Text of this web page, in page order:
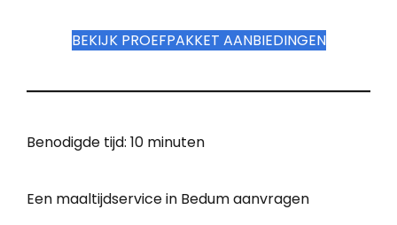
BEKIJK PROEFPAKKET AANBIEDINGEN
Benodigde tijd: 10 minuten
Een maaltijdservice in Bedum aanvragen